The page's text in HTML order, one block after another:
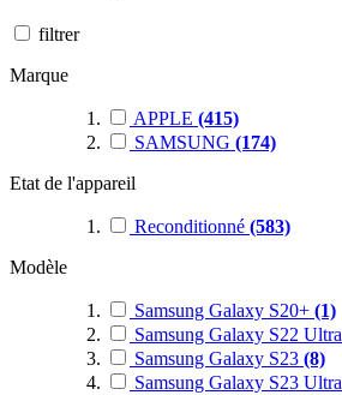
filtrer
Marque
APPLE (415)
SAMSUNG (174)
Etat de l'appareil
Reconditionné (583)
Modèle
Samsung Galaxy S20+ (1)
Samsung Galaxy S22 Ultra
Samsung Galaxy S23 (8)
Samsung Galaxy S23 Ultra